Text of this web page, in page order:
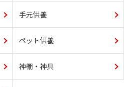
手元供養
ペット供養
神棚・神具